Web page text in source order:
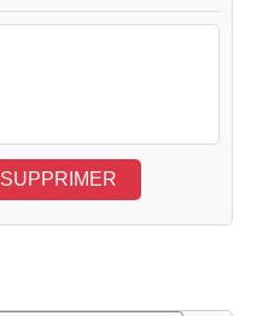
SUPPRIMER